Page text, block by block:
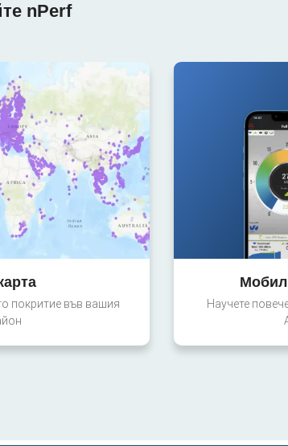
nPerf
покритие във вашия
Научете